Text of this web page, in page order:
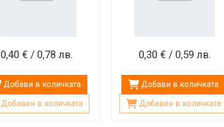
0,40 € / 0,78 лв.
Добави в количката
Добавен в количката
0,30 € / 0,59 лв.
Добави в количката
Добавен в количката